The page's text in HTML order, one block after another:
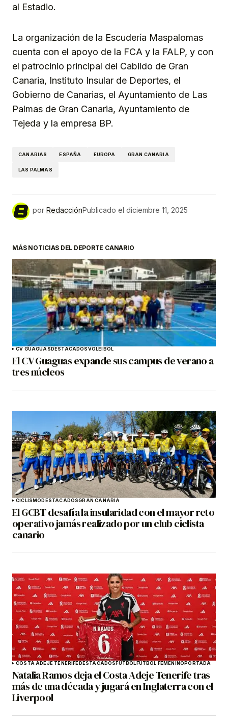
al Estadio.
La organización de la Escudería Maspalomas
cuenta con el apoyo de la FCA y la FALP, y con
el patrocinio principal del Cabildo de Gran
Canaria, Instituto Insular de Deportes, el
Gobierno de Canarias, el Ayuntamiento de Las
Palmas de Gran Canaria, Ayuntamiento de
Tejeda y la empresa BP.
CANARIAS ESPAÑA EUROPA GRAN CANARIA
LAS PALMAS
por RedacciónPublicado el diciembre 11, 2025
MÁS NOTICIAS DEL DEPORTE CANARIO
CV GUAGUASDESTACADOSVOLEIBOL
El CV Guaguas expande sus campus de verano a
tres núcleos
CICLISMODESTACADOSGRAN CANARIA
El GCBT desafía la insularidad con el mayor reto
operativo jamás realizado por un club ciclista
canario
COSTA ADEJE TENERIFEDESTACADOSFÚTBOLFÚTBOL FEMENINOPORTADA
Natalia Ramos deja el Costa Adeje Tenerife tras
más de una década y jugará en Inglaterra con el
Liverpool